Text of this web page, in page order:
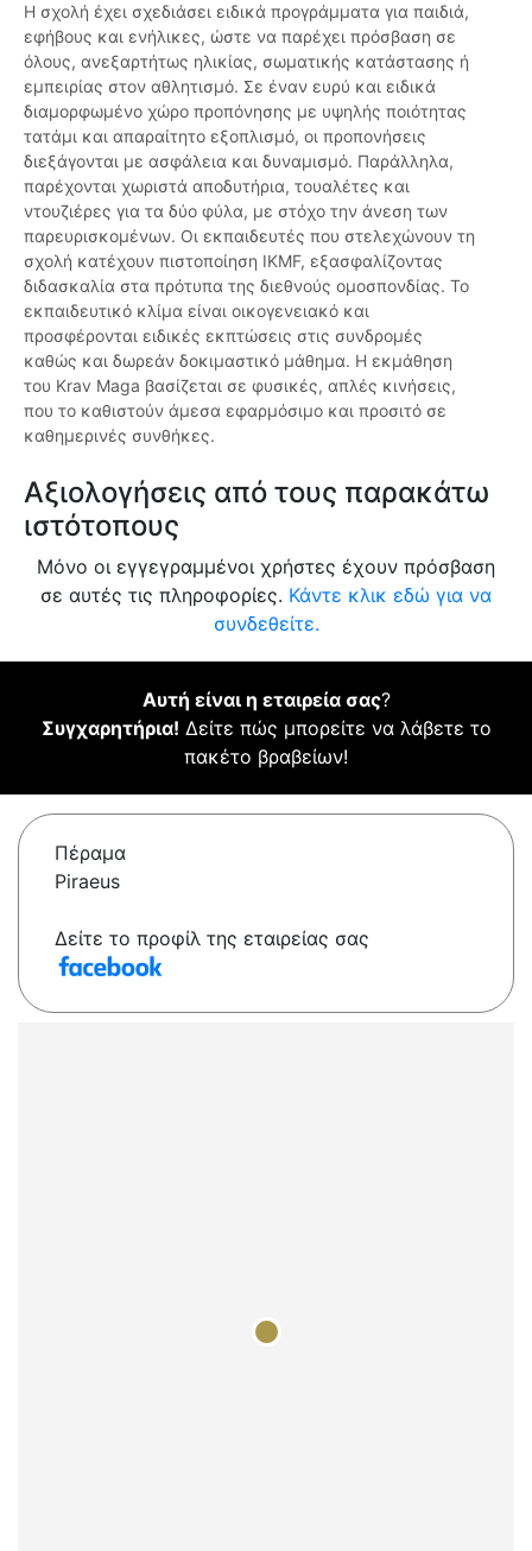
Η σχολή έχει σχεδιάσει ειδικά προγράμματα για παιδιά,
εφήβους και ενήλικες, ώστε να παρέχει πρόσβαση σε
όλους, ανεξαρτήτως ηλικίας, σωματικής κατάστασης ή
εμπειρίας στον αθλητισμό. Σε έναν ευρύ και ειδικά
διαμορφωμένο χώρο προπόνησης με υψηλής ποιότητας
τατάμι και απαραίτητο εξοπλισμό, οι προπονήσεις
διεξάγονται με ασφάλεια και δυναμισμό. Παράλληλα,
παρέχονται χωριστά αποδυτήρια, τουαλέτες και
ντουζιέρες για τα δύο φύλα, με στόχο την άνεση των
παρευρισκομένων. Οι εκπαιδευτές που στελεχώνουν τη
σχολή κατέχουν πιστοποίηση IKMF, εξασφαλίζοντας
διδασκαλία στα πρότυπα της διεθνούς ομοσπονδίας. Το
εκπαιδευτικό κλίμα είναι οικογενειακό και
προσφέρονται ειδικές εκπτώσεις στις συνδρομές
καθώς και δωρεάν δοκιμαστικό μάθημα. Η εκμάθηση
του Krav Maga βασίζεται σε φυσικές, απλές κινήσεις,
που το καθιστούν άμεσα εφαρμόσιμο και προσιτό σε
καθημερινές συνθήκες.
Αξιολογήσεις από τους παρακάτω
ιστότοπους
Μόνο οι εγγεγραμμένοι χρήστες έχουν πρόσβαση
σε αυτές τις πληροφορίες. Κάντε κλικ εδώ για να
συνδεθείτε.
Αυτή είναι η εταιρεία σας?
Συγχαρητήρια! Δείτε πώς μπορείτε να λάβετε το
πακέτο βραβείων!
Πέραμα
Piraeus
Δείτε το προφίλ της εταιρείας σας